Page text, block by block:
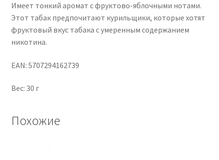
Имеет тонкий аромат с фруктово-яблочными нотами.
Этот табак предпочитают курильщики, которые хотят
фруктовый вкус табака с умеренным содержанием
никотина.
EAN: 5707294162739
Вес: 30 г
Похожие